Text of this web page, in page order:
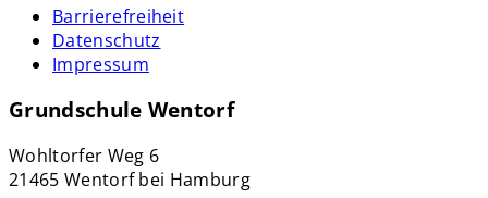
Barrierefreiheit
Datenschutz
Impressum
Grundschule Wentorf
Wohltorfer Weg 6
21465 Wentorf bei Hamburg